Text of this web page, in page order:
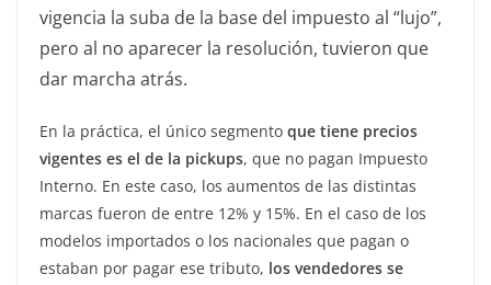
vigencia la suba de la base del impuesto al “lujo”,
pero al no aparecer la resolución, tuvieron que
dar marcha atrás.
En la práctica, el único segmento que tiene precios
vigentes es el de la pickups, que no pagan Impuesto
Interno. En este caso, los aumentos de las distintas
marcas fueron de entre 12% y 15%. En el caso de los
modelos importados o los nacionales que pagan o
estaban por pagar ese tributo, los vendedores se